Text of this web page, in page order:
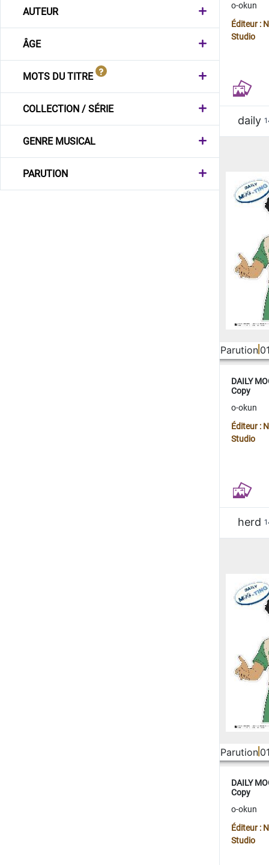
AUTEUR
ÂGE
MOTS DU TITRE
COLLECTION / SÉRIE
GENRE MUSICAL
PARUTION
o-okun
Éditeur :
Studio
daily
Parution
DAILY
Copy
o-okun
Éditeur :
Studio
herd
Parution
DAILY
Copy
o-okun
Éditeur :
Studio